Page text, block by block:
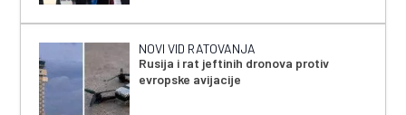
NOVI VID RATOVANJA
Rusija i rat jeftinih dronova protiv
evropske avijacije